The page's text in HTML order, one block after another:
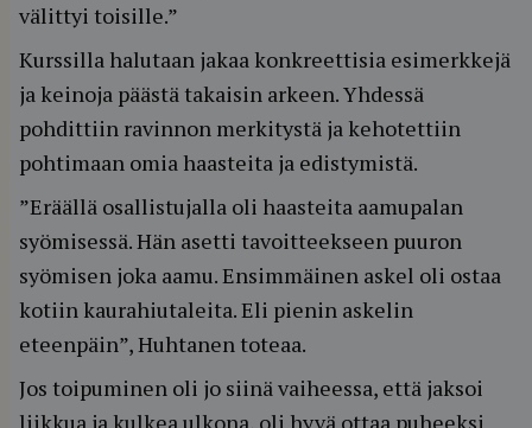
välittyi toisille.”
Kurssilla halutaan jakaa konkreettisia esimerkkejä
ja keinoja päästä takaisin arkeen. Yhdessä
pohdittiin ravinnon merkitystä ja kehotettiin
pohtimaan omia haasteita ja edistymistä.
”Eräällä osallistujalla oli haasteita aamupalan
syömisessä. Hän asetti tavoitteekseen puuron
syömisen joka aamu. Ensimmäinen askel oli ostaa
kotiin kaurahiutaleita. Eli pienin askelin
eteenpäin”, Huhtanen toteaa.
Jos toipuminen oli jo siinä vaiheessa, että jaksoi
liikkua ja kulkea ulkona, oli hyvä ottaa puheeksi